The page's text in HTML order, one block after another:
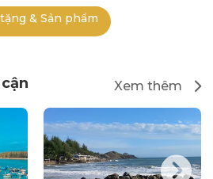
& Sản phẩm
Xem thêm